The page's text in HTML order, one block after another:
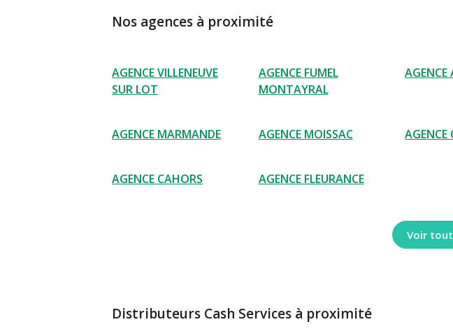
Nos agences à proximité
AGENCE VILLENEUVE
SUR LOT
AGENCE FUMEL
MONTAYRAL
AGENCE
AGENCE MARMANDE AGENCE MOISSAC AGENCE
AGENCE CAHORS AGENCE FLEURANCE
Voir
Distributeurs Cash Services à proximité